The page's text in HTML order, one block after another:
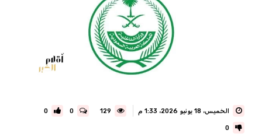
الخميس، 18 يونيو 2026، 1:33 م 0
0
0